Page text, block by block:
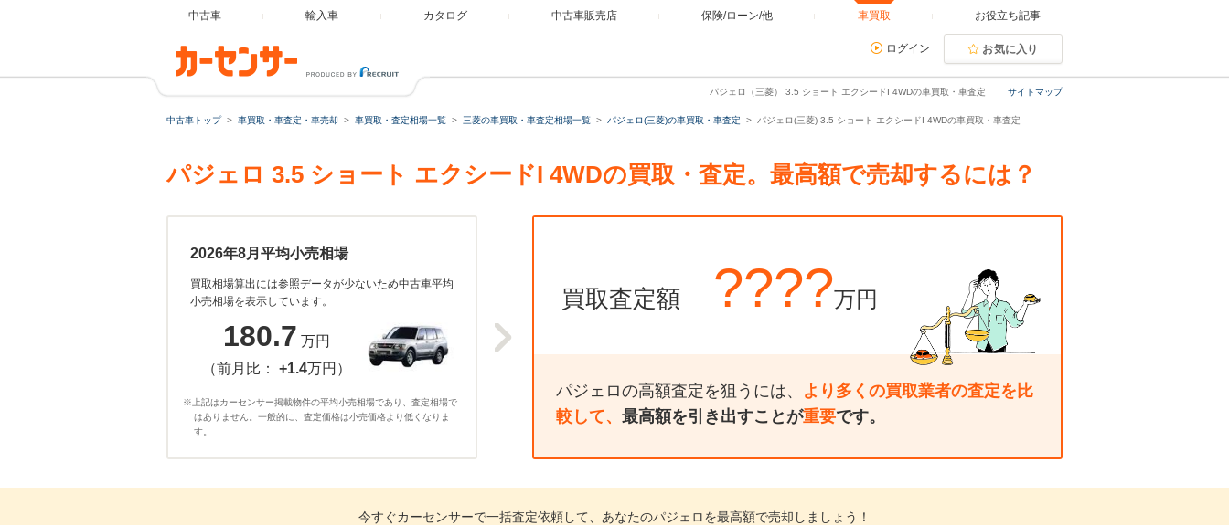
中古車 輸入車 カタログ 中古車販売店 保険/ローン/他 車買取 お役立ち記事
ログイン お気に入り
サイトマップ
パジェロ（三菱） 3.5 ショート エクシードI 4WDの車買取・車査定
中古車トップ 車買取・車査定・車売却 車買取・査定相場一覧 三菱の車買取・車査定相場一覧 パジェロ(三菱)の車買取・車査定 パジェロ(三菱) 3.5 ショート エクシードI 4WDの車買取・車査定
パジェロ 3.5 ショート エクシードI 4WDの買取・査定。最高額で売却するには？
2026年8月平均小売相場
買取相場算出には参照データが少ないため中古車平均
小売相場を表示しています。
180.7 万円
（前月比： +1.4万円）
※上記はカーセンサー掲載物件の平均小売相場であり、査定相場で
はありません。一般的に、査定価格は小売価格より低くなりま
す。
買取査定額 ????万円
パジェロの高額査定を狙うには、 より多くの買取業者の査定を比
較して、 最高額を引き出すことが重要です。
今すぐカーセンサーで一括査定依頼して、あなたのパジェロを最高額で売却しましょう！